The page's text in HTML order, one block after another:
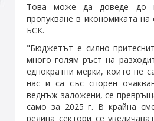
Това може да доведе до
пропукване в икономиката на
БСК.
"Бюджетът е силно
много голям ръст на
еднократни мерки, които не
нас и са със спорен
веднъж заложени, се
само за 2025 г. В крайна
редица сектори се